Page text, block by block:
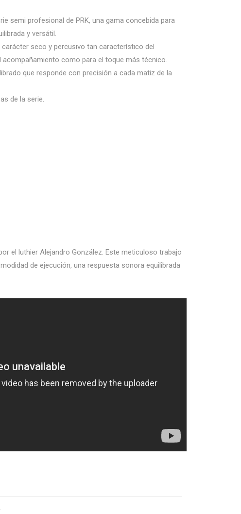
semi profesional de PRK, una gama concebida para
y versátil.
seco y percusivo tan característico del
como para el toque más técnico.
que responde con precisión a cada matiz de la
de la serie.
el luthier Alejandro González. Este meticuloso trabajo
de ejecución, una respuesta sonora equilibrada